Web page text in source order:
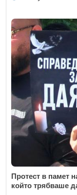
Протест в памет
който трябваше